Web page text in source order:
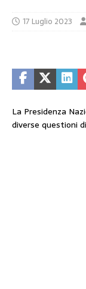
17 Luglio 2023
La Presidenza
diverse questioni